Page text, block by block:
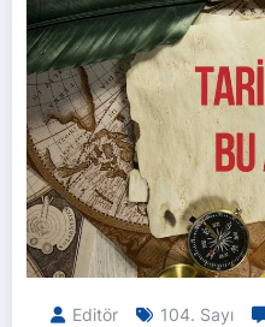
Editör 104. Sayı